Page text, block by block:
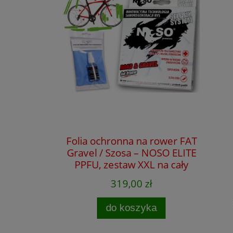
Folia ochronna na rower FAT
Gravel / Szosa – NOSO ELITE
PPFU, zestaw XXL na cały
319,00 zł
do koszyka